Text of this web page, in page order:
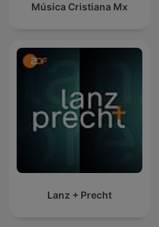
Música Cristiana Mx
Lanz + Precht